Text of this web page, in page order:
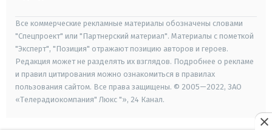
Все коммерческие рекламные материалы обозначены словами
"Спецпроект" или "Партнерский материал". Материалы с пометкой
"Эксперт", "Позиция" отражают позицию авторов и героев.
Редакция может не разделять их взглядов. Подробнее о рекламе
и правил цитирования можно ознакомиться в правилах
пользования сайтом. Все права защищены. © 2005—2022, ЗАО
«Телерадиокомпания" Люкс "», 24 Канал.